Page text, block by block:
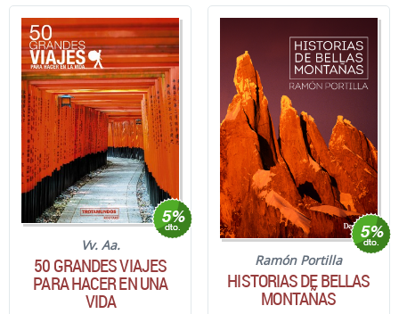
Vv. Aa.
50 GRANDES VIAJES
PARA HACER EN UNA
VIDA
Ramón Portilla
HISTORIAS DE BELLAS
MONTAÑAS